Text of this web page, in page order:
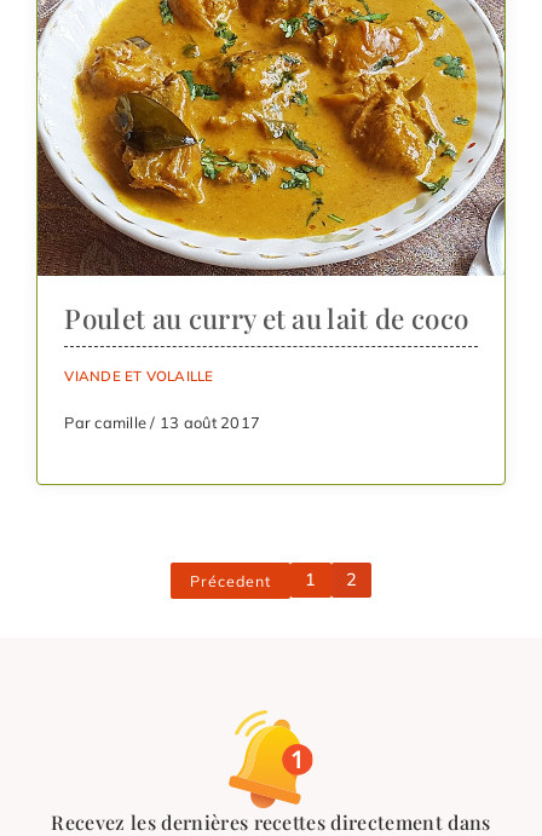
Poulet au curry et au lait de coco
VIANDE ET VOLAILLE
Par camille / 13 août 2017
Précedent 1 2
Recevez les dernières recettes directement dans